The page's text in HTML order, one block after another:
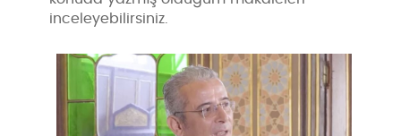
inceleyebilirsiniz.